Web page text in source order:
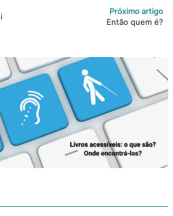
Próximo artigo
Então quem é?